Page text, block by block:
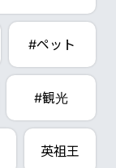
#ペット
#観光
英祖王